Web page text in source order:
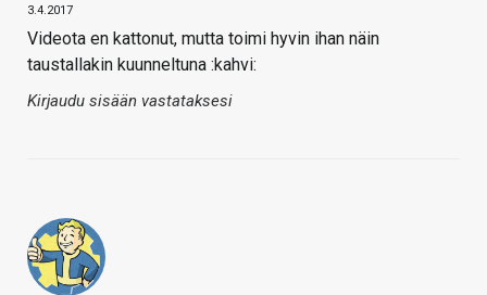
3.4.2017
Videota en kattonut, mutta toimi hyvin ihan näin
taustallakin kuunneltuna :kahvi:
Kirjaudu sisään vastataksesi